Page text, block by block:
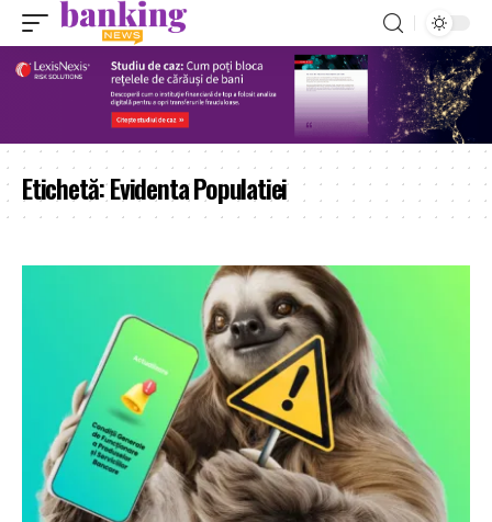
Etichetă:Evidenta Populatiei